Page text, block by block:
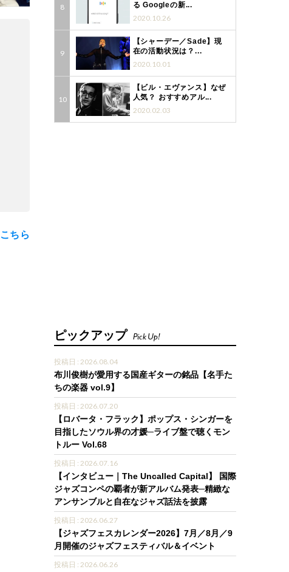
こちら
る Googleの新...
2020.10.26
【シャーデー／Sade】現
在の活動状況は？...
2020.10.01
【ビル・エヴァンス】なぜ
人気？ おすすめアル...
2020.02.03
ピックアップ Pick Up!
投稿日 : 2026.08.04
布川俊樹が愛用する国産ギターの銘品【名手た
ちの楽器 vol.9】
投稿日 : 2026.07.20
【ロバータ・フラック】ポップス・シンガーを
目指したソウル界の才媛─ライブ盤で聴くモン
トルー Vol.68
投稿日 : 2026.07.16
【インタビュー｜The Uncalled Capital】 国際
ジャズコンペの覇者が新アルバム発表─精緻な
アンサンブルと自在なジャズ話法を披露
投稿日 : 2026.06.27
【ジャズフェスカレンダー2026】7月／8月／9
月開催のジャズフェスティバル＆イベント
投稿日 : 2026.06.26